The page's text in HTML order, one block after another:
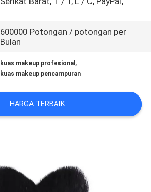
600000 Potongan / potongan per
Bulan
kuas makeup profesional ,
kuas makeup pencampuran
HARGA TERBAIK